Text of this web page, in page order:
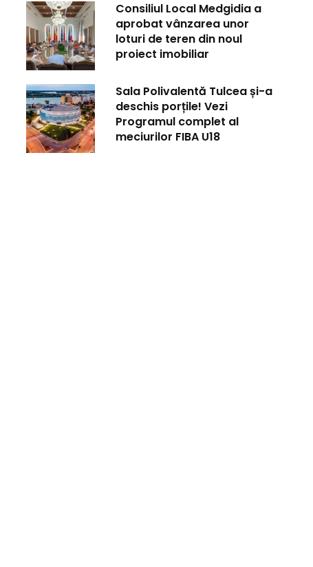
Consiliul Local Medgidia a
aprobat vânzarea unor
loturi de teren din noul
proiect imobiliar
Sala Polivalentă Tulcea și-a
deschis porțile! Vezi
Programul complet al
meciurilor FIBA U18